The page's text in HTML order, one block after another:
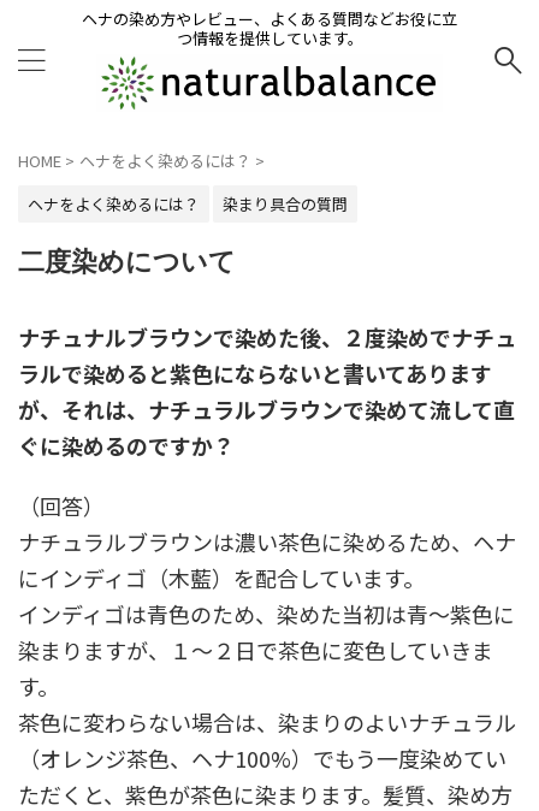
ヘナの染め方やレビュー、よくある質問などお役に立
つ情報を提供しています。
HOME > ヘナをよく染めるには？ >
ヘナをよく染めるには？
染まり具合の質問
二度染めについて
ナチュナルブラウンで染めた後、２度染めでナチュ
ラルで染めると紫色にならないと書いてあります
が、それは、ナチュラルブラウンで染めて流して直
ぐに染めるのですか？
（回答）
ナチュラルブラウンは濃い茶色に染めるため、ヘナ
にインディゴ（木藍）を配合しています。
インディゴは青色のため、染めた当初は青～紫色に
染まりますが、１～２日で茶色に変色していきま
す。
茶色に変わらない場合は、染まりのよいナチュラル
（オレンジ茶色、ヘナ100%）でもう一度染めてい
ただくと、紫色が茶色に染まります。髪質、染め方